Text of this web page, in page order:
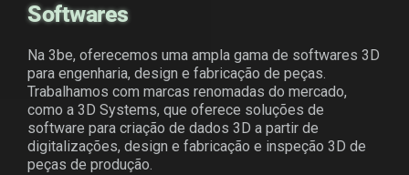
Softwares
Na 3be, oferecemos uma ampla gama de softwares 3D
para engenharia, design e fabricação de peças.
Trabalhamos com marcas renomadas do mercado,
como a 3D Systems, que oferece soluções de
software para criação de dados 3D a partir de
digitalizações, design e fabricação e inspeção 3D de
peças de produção.